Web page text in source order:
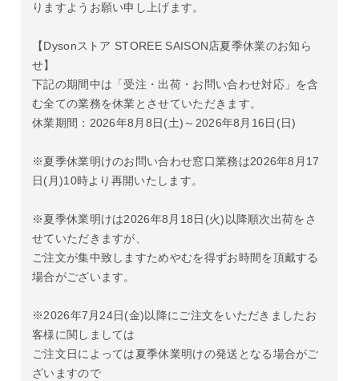
りますようお願い申し上げます。
【Dysonストア STOREE SAISON店夏季休業のお知ら
せ】
下記の期間中は「受注・出荷・お問い合わせ対応」を含
む全ての業務を休業とさせていただきます。
休業期間：2026年8月8日(土)～2026年8月16日(日)
※夏季休業明けのお問い合わせ窓口業務は2026年8月17
日(月)10時より再開いたします。
※夏季休業明けは2026年8月18日(火)以降順次出荷をさ
せていただきますが、
ご注文が集中致しますためやむを得ずお時間を頂戴する
場合がございます。
※2026年7月24日(金)以降にご注文をいただきましたお
客様に関しましては
ご注文日によっては夏季休業明けの発送となる場合がご
ざいますので